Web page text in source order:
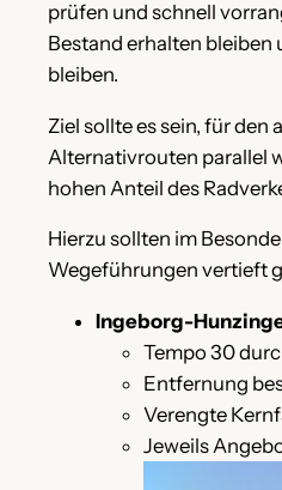
prüfen und schnell
Bestand erhalten bleiben
bleiben.
Ziel sollte es sein, für
Alternativrouten parallel
hohen Anteil des
Hierzu sollten im
Wegeführungen vertieft
Ingeborg-
Tempo 30
Entfernung
Verengte
Jeweils